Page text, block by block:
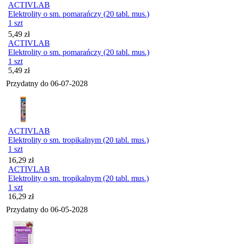
ACTIVLAB
Elektrolity o sm. pomarańczy (20 tabl. mus.)
1 szt
Cena
5,49 zł
ACTIVLAB
Elektrolity o sm. pomarańczy (20 tabl. mus.)
1 szt
Cena
5,49 zł
Przydatny do 06-07-2028
ACTIVLAB
Elektrolity o sm. tropikalnym (20 tabl. mus.)
1 szt
Cena
16,29 zł
ACTIVLAB
Elektrolity o sm. tropikalnym (20 tabl. mus.)
1 szt
Cena
16,29 zł
Przydatny do 06-05-2028